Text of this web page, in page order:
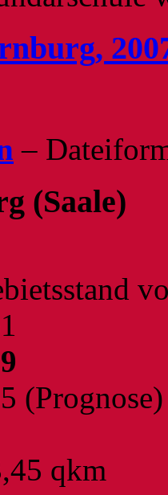
–
(Saale)
(Prognose)
qkm